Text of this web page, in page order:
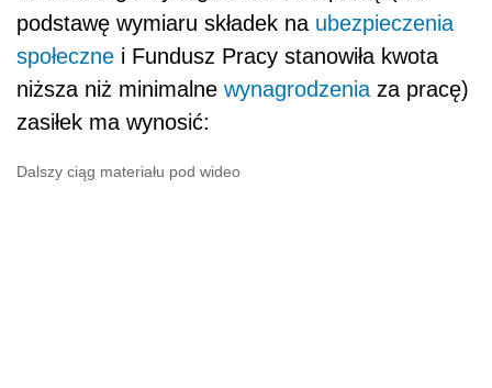
podstawę wymiaru składek na ubezpieczenia
społeczne i Fundusz Pracy stanowiła kwota
niższa niż minimalne wynagrodzenia za pracę)
zasiłek ma wynosić:
Dalszy ciąg materiału pod wideo